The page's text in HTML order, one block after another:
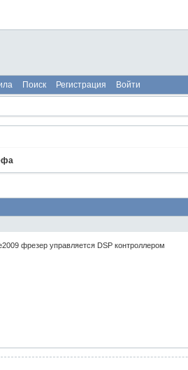
Поиск Регистрация Войти
фрезер управляется DSP контроллером